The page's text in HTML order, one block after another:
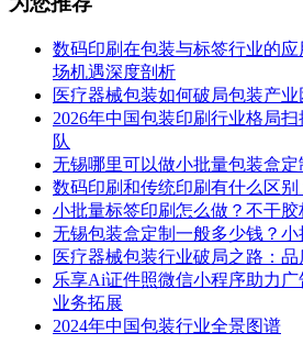
数码印刷在包装与标签行业的
场机遇深度剖析
医疗器械包装如何破局包装产业
2026年中国包装印刷行业格局
队
无锡哪里可以做小批量包装盒定
数码印刷和传统印刷有什么区
小批量标签印刷怎么做？不干
无锡包装盒定制一般多少钱？小
医疗器械包装行业破局之路：
乐享Ai证件照微信小程序助力
业务拓展
2024年中国包装行业全景图谱